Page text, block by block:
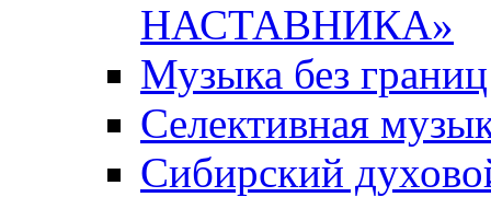
НАСТАВНИКА»
Музыка без границ
Селективная
Сибирский